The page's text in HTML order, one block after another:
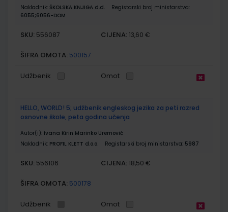
Nakladnik: ŠKOLSKA KNJIGA d.d.
Registarski broj ministarstva:
6055;6056-DOM
SKU: 556087 CIJENA: 13,60 €
ŠIFRA OMOTA: 500157
Udžbenik Omot
HELLO, WORLD! 5; udžbenik engleskog jezika za peti razred
osnovne škole, peta godina učenja
Autor(i): Ivana Kirin Marinko Uremović
Nakladnik: PROFIL KLETT d.o.o. Registarski broj ministarstva: 5987
SKU: 556106 CIJENA: 18,50 €
ŠIFRA OMOTA: 500178
Udžbenik Omot